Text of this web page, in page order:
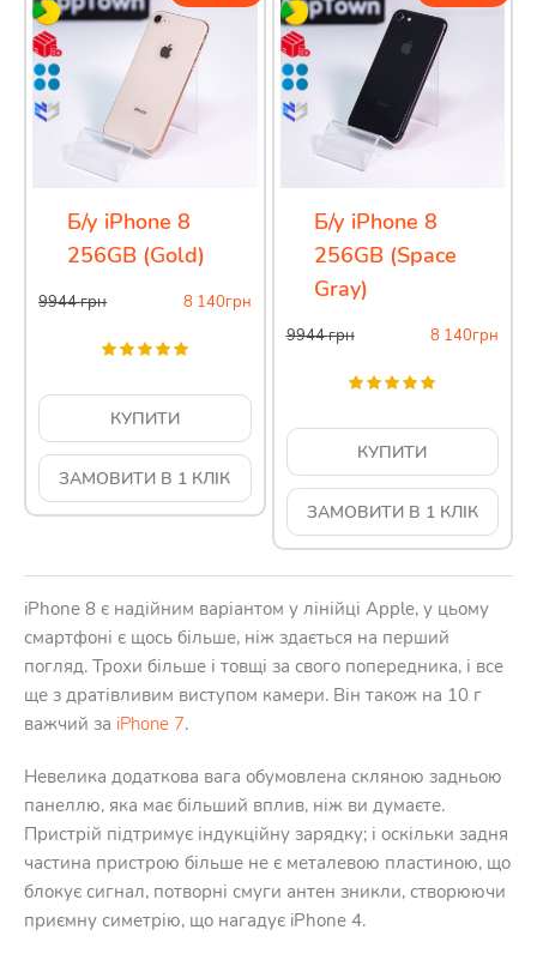
Б/у iPhone 8
256GB (Gold)
9944грн 8 140грн
КУПИТИ
ЗАМОВИТИ В 1 КЛІК
Б/у iPhone 8
256GB (Space
Gray)
9944грн 8 140грн
КУПИТИ
ЗАМОВИТИ В 1 КЛІК
iPhone 8 є надійним варіантом у лінійці Apple, у цьому
смартфоні є щось більше, ніж здається на перший
погляд. Трохи більше і товщі за свого попередника, і все
ще з дратівливим виступом камери. Він також на 10 г
важчий за iPhone 7.
Невелика додаткова вага обумовлена ​​скляною задньою
панеллю, яка має більший вплив, ніж ви думаєте.
Пристрій підтримує індукційну зарядку; і оскільки задня
частина пристрою більше не є металевою пластиною, що
блокує сигнал, потворні смуги антен зникли, створюючи
приємну симетрію, що нагадує iPhone 4.